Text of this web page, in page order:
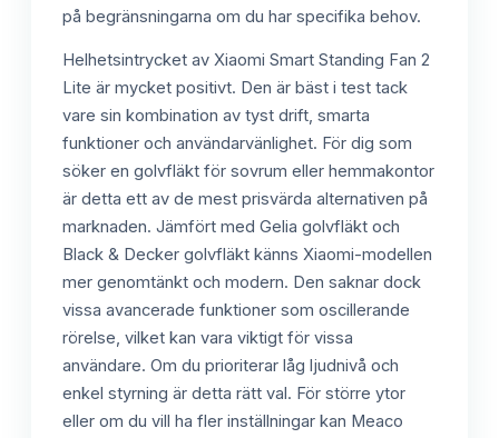
på begränsningarna om du har specifika behov.
Helhetsintrycket av Xiaomi Smart Standing Fan 2
Lite är mycket positivt. Den är bäst i test tack
vare sin kombination av tyst drift, smarta
funktioner och användarvänlighet. För dig som
söker en golvfläkt för sovrum eller hemmakontor
är detta ett av de mest prisvärda alternativen på
marknaden. Jämfört med Gelia golvfläkt och
Black & Decker golvfläkt känns Xiaomi-modellen
mer genomtänkt och modern. Den saknar dock
vissa avancerade funktioner som oscillerande
rörelse, vilket kan vara viktigt för vissa
användare. Om du prioriterar låg ljudnivå och
enkel styrning är detta rätt val. För större ytor
eller om du vill ha fler inställningar kan Meaco